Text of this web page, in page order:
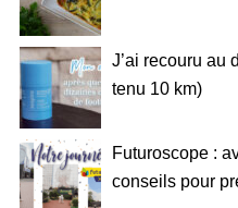
J’ai recouru au
tenu 10 km)
Futuroscope :
conseils pour